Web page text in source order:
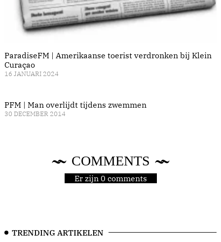
ParadiseFM | Amerikaanse toerist verdronken bij Klein
Curaçao
16 JANUARI 2024
PFM | Man overlijdt tijdens zwemmen
30 DECEMBER 2014
COMMENTS
Er zijn 0 comments
TRENDING ARTIKELEN